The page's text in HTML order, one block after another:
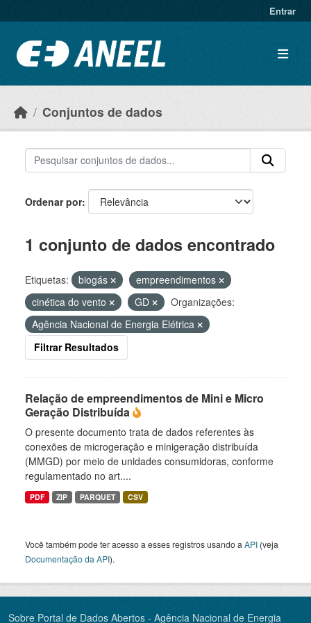
Entrar
Conjuntos de dados
Ordenar por
1 conjunto de dados encontrado
Etiquetas: biogás
empreendimentos
cinética do vento
GD
Organizações:
Agência Nacional de Energia Elétrica
Filtrar Resultados
Relação de empreendimentos de Mini e Micro
Geração Distribuída
O presente documento trata de dados referentes às
conexões de microgeração e minigeração distribuída
(MMGD) por meio de unidades consumidoras, conforme
regulamentado no art....
PDF ZIP PARQUET CSV
Você também pode ter acesso a esses registros usando a API (veja
Documentação da API).
Sobre Portal de Dados Abertos - Agência Nacional de Energia